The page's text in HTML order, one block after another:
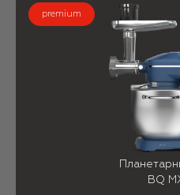
premium
BQ